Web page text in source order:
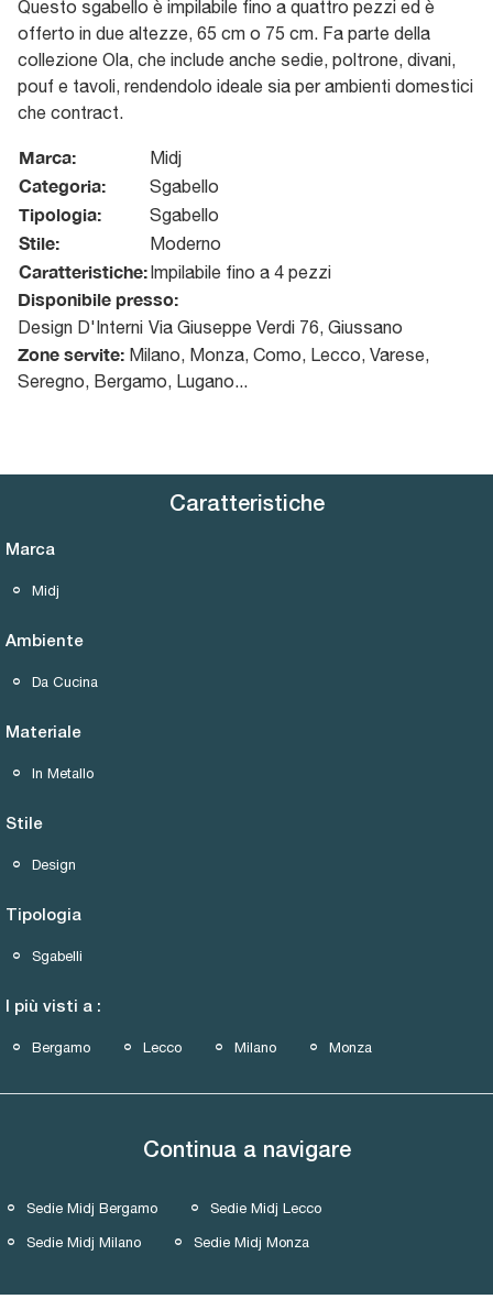
Questo sgabello è impilabile fino a quattro pezzi ed è
offerto in due altezze, 65 cm o 75 cm. Fa parte della
collezione Ola, che include anche sedie, poltrone, divani,
pouf e tavoli, rendendolo ideale sia per ambienti domestici
che contract.
Marca: Midj
Categoria: Sgabello
Tipologia: Sgabello
Stile: Moderno
Caratteristiche:Impilabile fino a 4 pezzi
Disponibile presso:
Design D'Interni Via Giuseppe Verdi 76, Giussano
Zone servite: Milano, Monza, Como, Lecco, Varese,
Seregno, Bergamo, Lugano...
Caratteristiche
Marca
Midj
Ambiente
Da Cucina
Materiale
In Metallo
Stile
Design
Tipologia
Sgabelli
I più visti a :
Bergamo Lecco Milano Monza
Continua a navigare
Sedie Midj Bergamo Sedie Midj Lecco
Sedie Midj Milano Sedie Midj Monza